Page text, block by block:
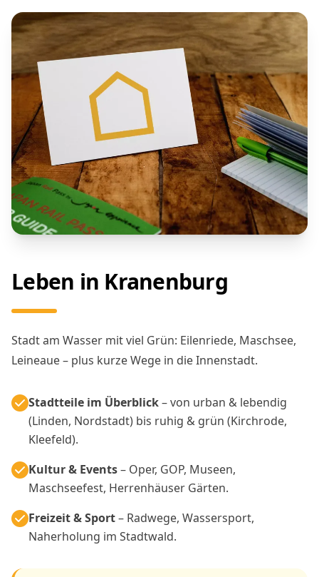
Leben in Kranenburg
Stadt am Wasser mit viel Grün: Eilenriede, Maschsee,
Leineaue – plus kurze Wege in die Innenstadt.
Stadtteile im Überblick– von urban & lebendig
(Linden, Nordstadt) bis ruhig & grün (Kirchrode,
Kleefeld).
Kultur & Events– Oper, GOP, Museen,
Maschseefest, Herrenhäuser Gärten.
Freizeit & Sport– Radwege, Wassersport,
Naherholung im Stadtwald.